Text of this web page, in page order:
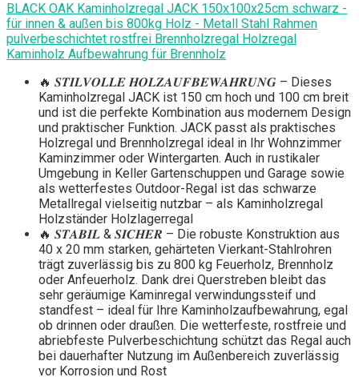
BLACK OAK Kaminholzregal JACK 150x100x25cm schwarz -
für innen & außen bis 800kg Holz - Metall Stahl Rahmen
pulverbeschichtet rostfrei Brennholzregal Holzregal
Kaminholz Aufbewahrung für Brennholz
🔥 𝑺𝑻𝑰𝑳𝑽𝑶𝑳𝑳𝑬 𝑯𝑶𝑳𝒁𝑨𝑼𝑭𝑩𝑬𝑾𝑨𝑯𝑹𝑼𝑵𝑮 – Dieses
Kaminholzregal JACK ist 150 cm hoch und 100 cm breit
und ist die perfekte Kombination aus modernem Design
und praktischer Funktion. JACK passt als praktisches
Holzregal und Brennholzregal ideal in Ihr Wohnzimmer
Kaminzimmer oder Wintergarten. Auch in rustikaler
Umgebung in Keller Gartenschuppen und Garage sowie
als wetterfestes Outdoor-Regal ist das schwarze
Metallregal vielseitig nutzbar – als Kaminholzregal
Holzständer Holzlagerregal
🔥 𝑺𝑻𝑨𝑩𝑰𝑳 & 𝑺𝑰𝑪𝑯𝑬𝑹 – Die robuste Konstruktion aus
40 x 20 mm starken, gehärteten Vierkant-Stahlrohren
trägt zuverlässig bis zu 800 kg Feuerholz, Brennholz
oder Anfeuerholz. Dank drei Querstreben bleibt das
sehr geräumige Kaminregal verwindungssteif und
standfest – ideal für Ihre Kaminholzaufbewahrung, egal
ob drinnen oder draußen. Die wetterfeste, rostfreie und
abriebfeste Pulverbeschichtung schützt das Regal auch
bei dauerhafter Nutzung im Außenbereich zuverlässig
vor Korrosion und Rost